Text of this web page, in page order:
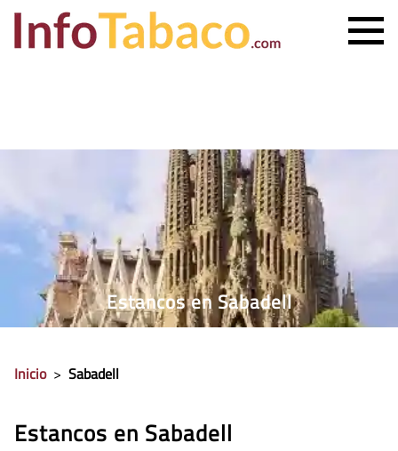
ESTANCO MÁS CERCANO
Estancos en Sabadell
Inicio > Sabadell
Estancos en Sabadell